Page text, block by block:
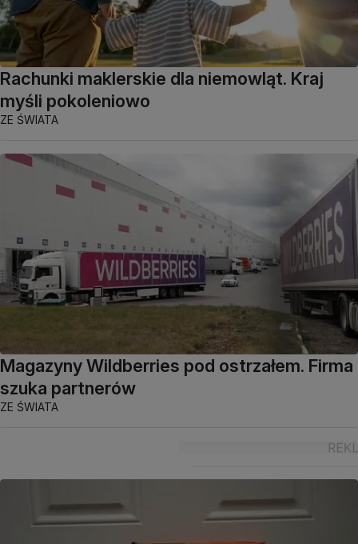
Rachunki maklerskie dla niemowląt. Kraj
myśli pokoleniowo
ZE ŚWIATA
Magazyny Wildberries pod ostrzałem. Firma
szuka partnerów
ZE ŚWIATA